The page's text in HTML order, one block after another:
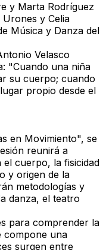
y Marta Rodríguez
y Celia
Música y Danza del
Velasco
"Cuando una niña
su cuerpo; cuando
propio desde el
en Movimiento", se
reunirá a
cuerpo, la fisicidad
y origen de la
metodologías y
danza, el teatro
para comprender la
compone una
surgen entre